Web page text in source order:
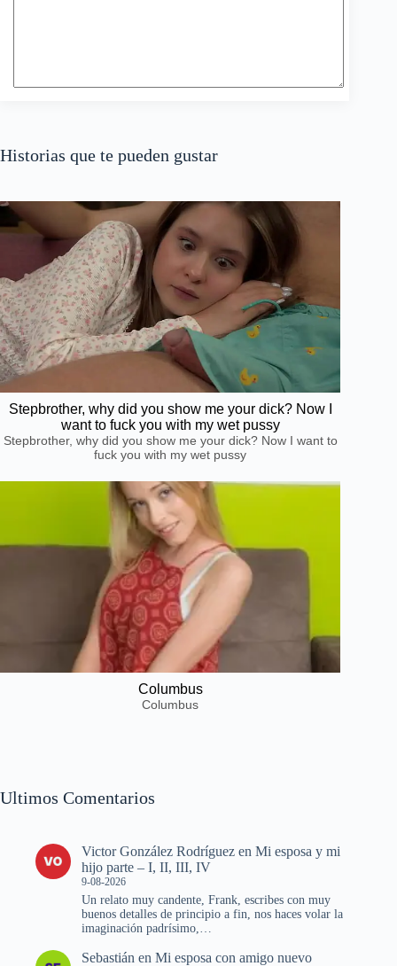
Historias que te pueden gustar
Stepbrother, why did you show me your dick? Now I
want to fuck you with my wet pussy
Stepbrother, why did you show me your dick? Now I want to
fuck you with my wet pussy
Columbus
Columbus
Ultimos Comentarios
Victor González Rodríguez en Mi esposa y mi
hijo parte – I, II, III, IV
9-08-2026
Un relato muy candente, Frank, escribes con muy
buenos detalles de principio a fin, nos haces volar la
imaginación padrísimo,…
Sebastián en Mi esposa con amigo nuevo